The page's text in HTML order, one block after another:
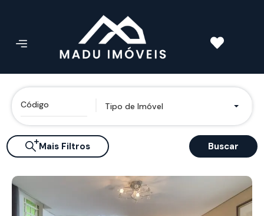
Tipo de Imóvel
Mais Filtros Buscar